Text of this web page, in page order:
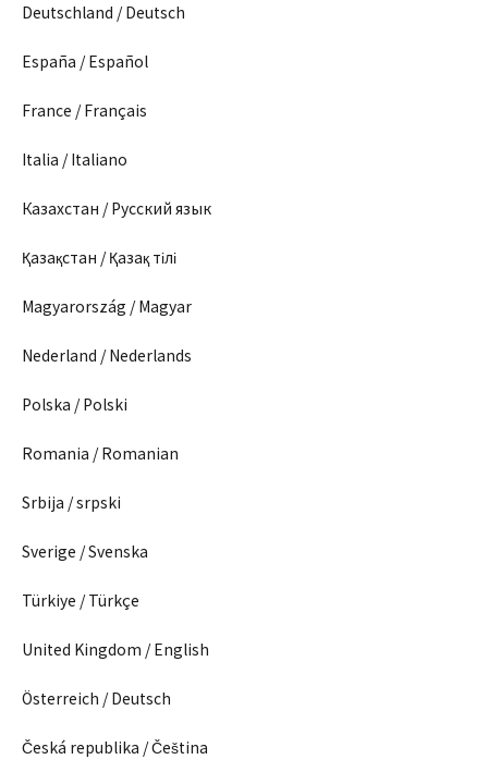
Deutschland / Deutsch
España / Español
France / Français
Italia / Italiano
Казахстан / Русский язык
Қазақстан / Қазақ тілі
Magyarország / Magyar
Nederland / Nederlands
Polska / Polski
Romania / Romanian
Srbija / srpski
Sverige / Svenska
Türkiye / Türkçe
United Kingdom / English
Österreich / Deutsch
Česká republika / Čeština